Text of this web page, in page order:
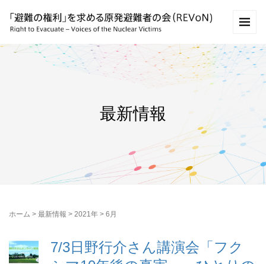
最新情報
ホーム > 最新情報 > 2021年 > 6月
7/3日野行介さん講演会「フク